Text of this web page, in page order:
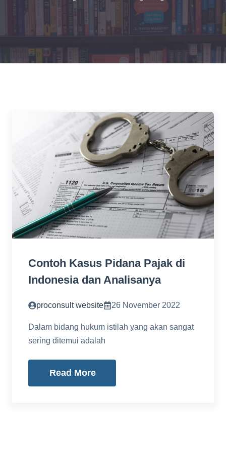
Contoh Kasus Pidana Pajak di
Indonesia dan Analisanya
proconsult website 26 November 2022
Dalam bidang hukum istilah yang akan sangat
sering ditemui adalah
Read More